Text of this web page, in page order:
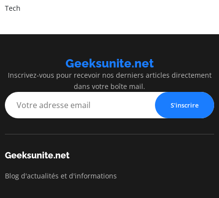
Tech
Geeksunite.net
Inscrivez-vous pour recevoir nos derniers articles directement
dans votre boîte mail.
S'inscrire
Geeksunite.net
Blog d'actualités et d'informations